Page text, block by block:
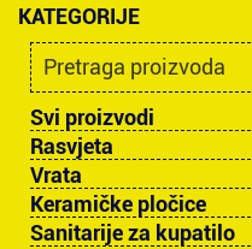
KATEGORIJE
Svi proizvodi
Rasvjeta
Vrata
Keramičke pločice
Sanitarije za kupatilo